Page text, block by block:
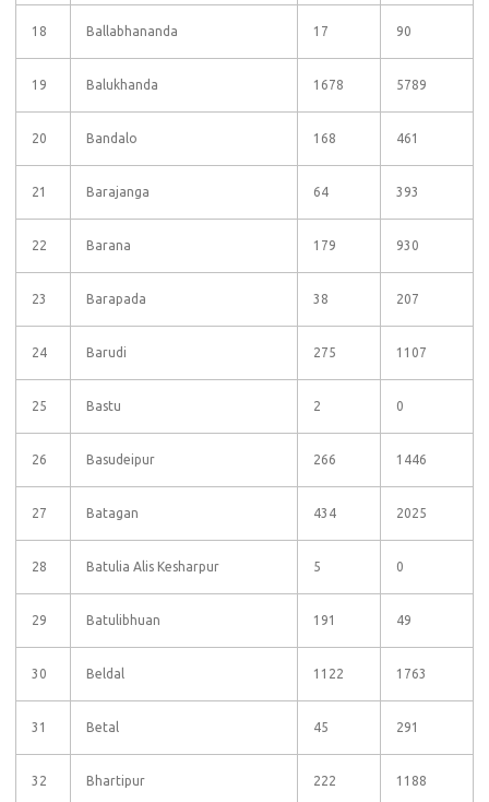
18 Ballabhananda 17 90
19 Balukhanda 1678 5789
20 Bandalo 168 461
21 Barajanga 64 393
22 Barana 179 930
23 Barapada 38 207
24 Barudi 275 1107
25 Bastu 2 0
26 Basudeipur 266 1446
27 Batagan 434 2025
28 Batulia Alis Kesharpur 5 0
29 Batulibhuan 191 49
30 Beldal 1122 1763
31 Betal 45 291
32 Bhartipur 222 1188